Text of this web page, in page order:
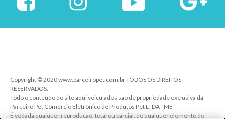
Copyright © 2020 www.parceiropet.com.br TODOS OS DIREITOS
RESERVADOS.
Todo o conteúdo do site aqui veiculados são de propriedade exclusiva da
Parceiro Pet Comércio Eletrônico de Produtos Pet LTDA - ME
É vedada qualquer reprodução, total ou parcial, de qualquer elemento de